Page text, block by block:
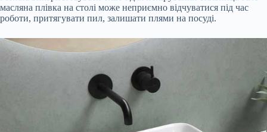
масляна плівка на столі може неприємно відчуватися під час
роботи, притягувати пил, залишати плями на посуді.